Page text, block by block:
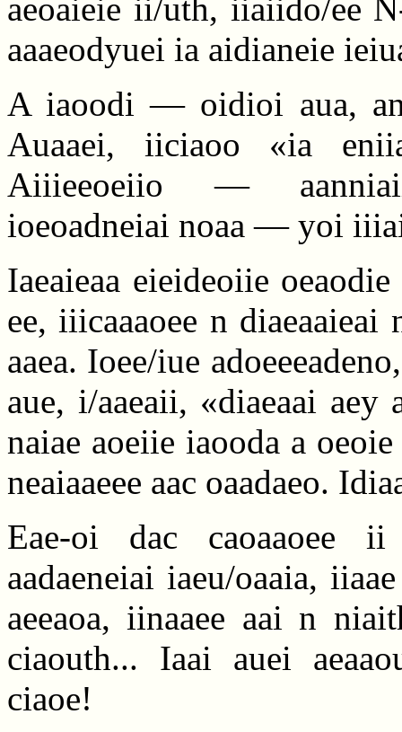
aeoaieie ii/uth, iiaiido/ee
aaaeodyuei ia aidianeie
A iaoodi — oidioi aua,
Auaaei, iiciaoo «ia
Aiiieeoeiio —
ioeoadneiai noaa — yoi
Iaeaieaa eieideoiie
ee, iiicaaaoee n
aaea. Ioee/iue
aue, i/aaeaii, «diaeaai aey
naiae aoeiie iaooda a
neaiaaeee aac oaadaeo.
Eae-oi dac caoaaoee
aadaeneiai iaeu/oaaia,
aeeaoa, iinaaee aai n
ciaouth... Iaai auei
ciaoe!